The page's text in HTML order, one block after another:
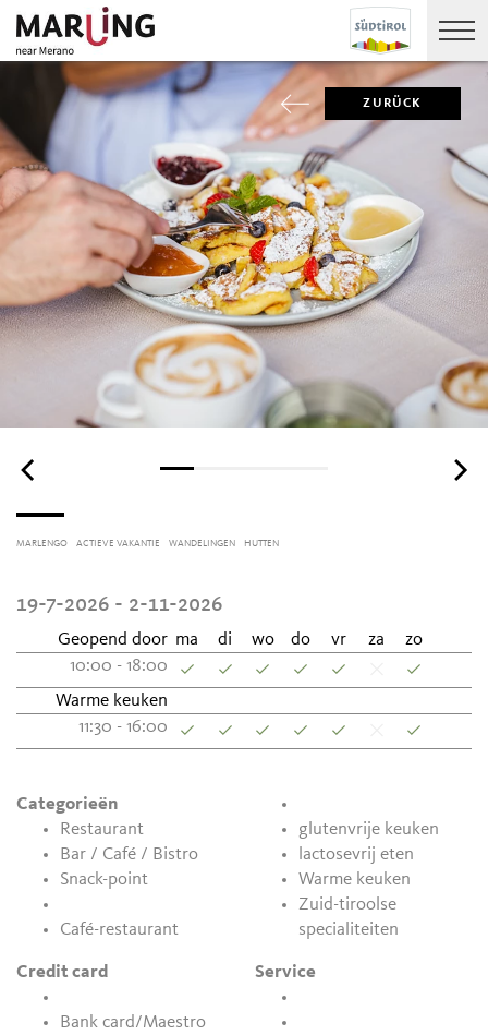
ZURÜCK
MARLENGO ACTIEVE VAKANTIE WANDELINGEN HUTTEN
19-7-2026 - 2-11-2026
Geopend door ma di wo do vr za
zo
10:00 - 18:00
Warme keuken
11:30 - 16:00
Categorieën
Restaurant
Bar / Café / Bistro
Snack-point
Café-restaurant
glutenvrije keuken
lactosevrij eten
Warme keuken
Zuid-tiroolse
specialiteiten
Credit card
Bank card/Maestro
Service